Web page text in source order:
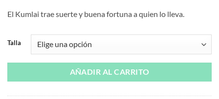
El Kumlai trae suerte y buena fortuna a quien lo lleva.
Talla
AÑADIR AL CARRITO